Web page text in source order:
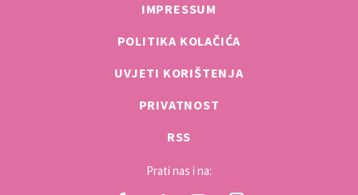
IMPRESSUM
POLITIKA KOLAČIĆA
UVJETI KORIŠTENJA
PRIVATNOST
RSS
Prati nas i na: